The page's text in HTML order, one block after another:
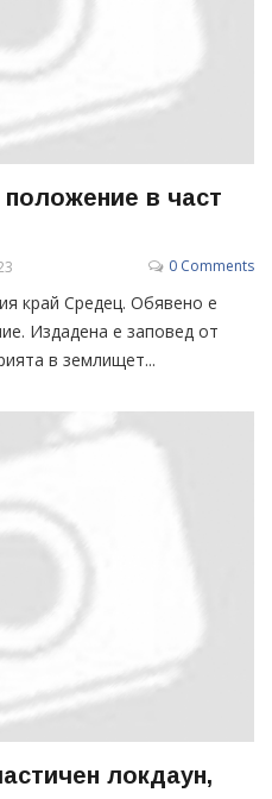
в част
0 Comments
край Средец. Обявено е
Издадена е заповед от
в землищет...
локдаун,